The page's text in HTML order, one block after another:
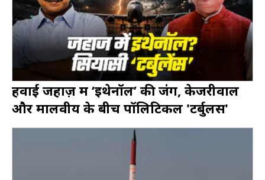
हवाई जहाज़ में ‘इथेनॉल’ की जंग, केजरीवाल
और मालवीय के बीच पॉलिटिकल 'टर्बुलेंस'